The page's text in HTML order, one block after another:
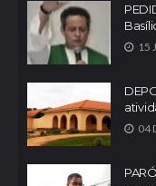
15
04